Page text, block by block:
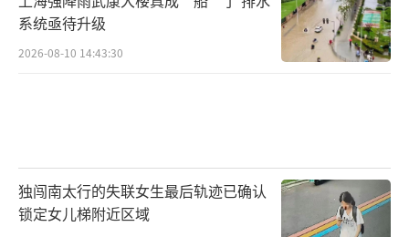
系统亟待升级
2026-08-10 14:43:30
独闯南太行的失联女生最后轨迹已确认
锁定女儿梯附近区域